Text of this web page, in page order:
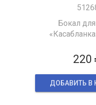
Бокал
220
ДОБАВИТЬ В